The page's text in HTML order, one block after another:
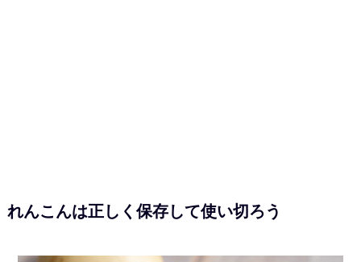
れんこんは正しく保存して使い切ろう